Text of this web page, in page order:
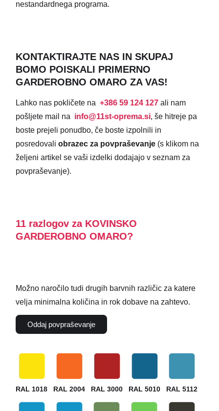
nestandardnega programa.
KONTAKTIRAJTE NAS IN SKUPAJ
BOMO POISKALI PRIMERNO
GARDEROBNO OMARO ZA VAS!
Lahko nas pokličete na +386 59 124 127 ali nam
pošljete mail na info@11st-oprema.si, še hitreje pa
boste prejeli ponudbo, če boste izpolnili in
posredovali obrazec za povpraševanje (s klikom na
željeni artikel se vaši izdelki dodajajo v seznam za
povpraševanje).
11 razlogov za KOVINSKO
GARDEROBNO OMARO?
Možno naročilo tudi drugih barvnih različic za katere
velja minimalna količina in rok dobave na zahtevo.
Oddaj povpraševanje
RAL 1018 RAL 2004 RAL 3000 RAL 5010 RAL 5112